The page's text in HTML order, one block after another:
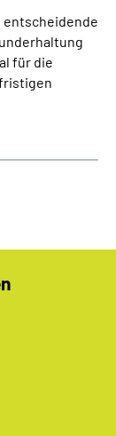
entscheidende
für die